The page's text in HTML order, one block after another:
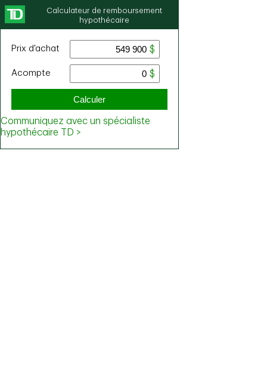
Calculateur de remboursement
hypothécaire
Prix ​​d'achat
Acompte
Calculer
Communiquez avec un spécialiste
hypothécaire TD >